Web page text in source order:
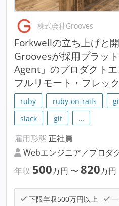
株式会社Grooves
Forkwellの立ち上げと
Groovesが採用プラッ
Agent」のプロダクト
フルリモート・フレッ
ruby ruby-on-rails
slack
git …
雇用形態 正社員
Webエンジニア／プロダ
年収 500万円 〜 820万円
下限年収500万円以上